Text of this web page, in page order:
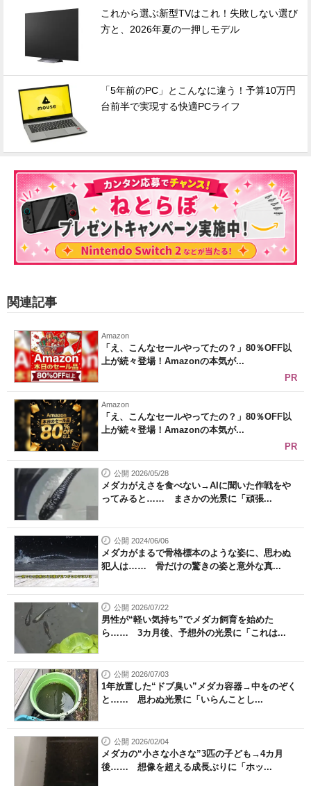
これから選ぶ新型TVはこれ！失敗しない選び
方と、2026年夏の一押しモデル
「5年前のPC」とこんなに違う！予算10万円
台前半で実現する快適PCライフ
関連記事
Amazon
「え、こんなセールやってたの？」80％OFF以
上が続々登場！Amazonの本気が...
PR
Amazon
「え、こんなセールやってたの？」80％OFF以
上が続々登場！Amazonの本気が...
PR
公開 2026/05/28
メダカがえさを食べない→AIに聞いた作戦をや
ってみると…… まさかの光景に「頑張...
公開 2024/06/06
メダカがまるで骨格標本のような姿に、思わぬ
犯人は…… 骨だけの驚きの姿と意外な真...
公開 2026/07/22
男性が“軽い気持ち”でメダカ飼育を始めた
ら…… 3カ月後、予想外の光景に「これは...
公開 2026/07/03
1年放置した“ドブ臭い”メダカ容器→中をのぞく
と…… 思わぬ光景に「いらんことし...
公開 2026/02/04
メダカの“小さな小さな”3匹の子ども→4カ月
後…… 想像を超える成長ぶりに「ホッ...